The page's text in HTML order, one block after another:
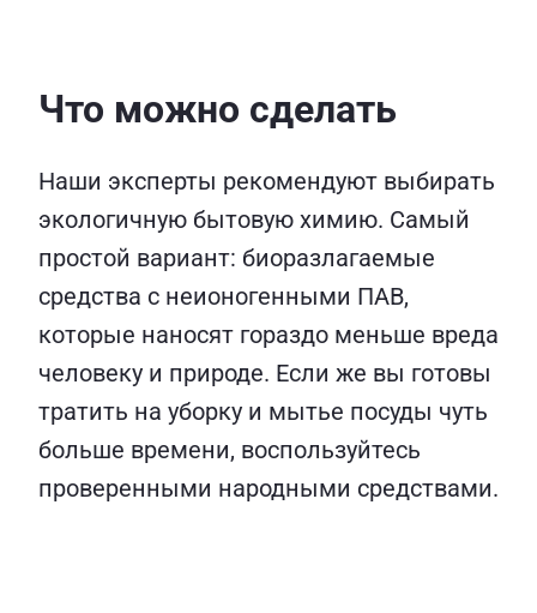
Что можно сделать
Наши эксперты рекомендуют выбирать
экологичную бытовую химию. Самый
простой вариант: биоразлагаемые
средства с неионогенными ПАВ,
которые наносят гораздо меньше вреда
человеку и природе. Если же вы готовы
тратить на уборку и мытье посуды чуть
больше времени, воспользуйтесь
проверенными народными средствами.